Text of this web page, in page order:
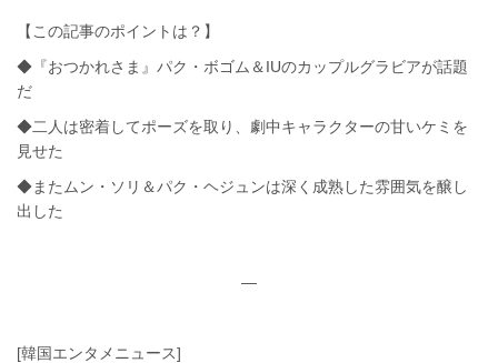
【この記事のポイントは？】
◆『おつかれさま』パク・ボゴム＆IUのカップルグラビアが話題
だ
◆二人は密着してポーズを取り、劇中キャラクターの甘いケミを
見せた
◆またムン・ソリ＆パク・ヘジュンは深く成熟した雰囲気を醸し
出した
—
[韓国エンタメニュース]